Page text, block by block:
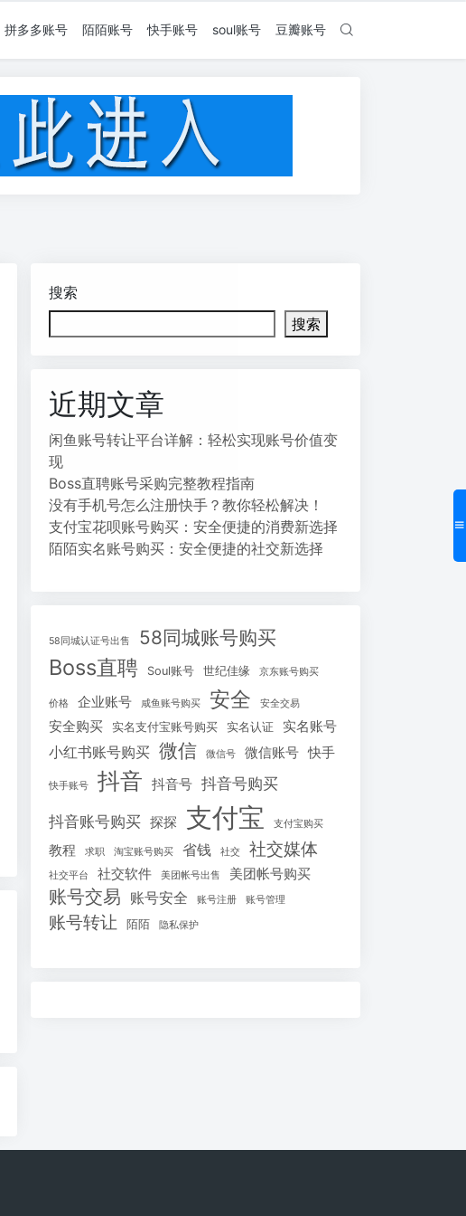
拼多多账号 陌陌账号 快手账号 soul账号 豆瓣账号
搜索
搜索
近期文章
闲鱼账号转让平台详解：轻松实现账号价值变
现
Boss直聘账号采购完整教程指南
没有手机号怎么注册快手？教你轻松解决！
支付宝花呗账号购买：安全便捷的消费新选择
陌陌实名账号购买：安全便捷的社交新选择
58同城认证号出售 58同城账号购买
Boss直聘 Soul账号 世纪佳缘 京东账号购买
价格 企业账号 咸鱼账号购买 安全 安全交易
安全购买 实名支付宝账号购买 实名认证 实名账号
小红书账号购买 微信 微信号 微信账号 快手
快手账号 抖音 抖音号 抖音号购买
抖音账号购买 探探 支付宝 支付宝购买
教程 求职 淘宝账号购买 省钱 社交 社交媒体
社交平台 社交软件 美团帐号出售 美团帐号购买
账号交易 账号安全 账号注册 账号管理
账号转让 陌陌 隐私保护